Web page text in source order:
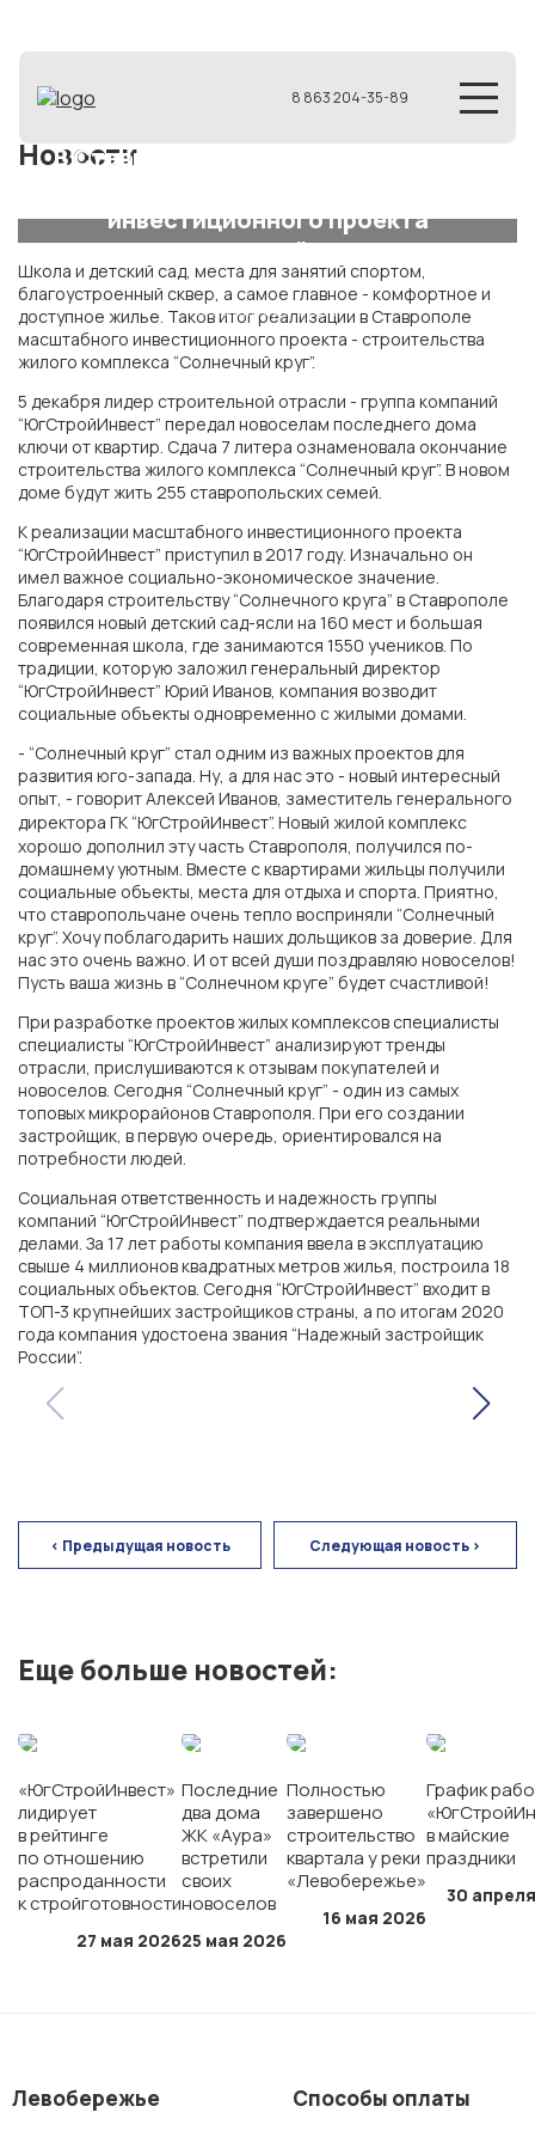
8 863 204-35-89
Новости
В Ставрополе ГК "ЮгСтройИнвест"
инвестиционного проекта
"Солнечный круг"
05 декабря 2020
Школа и детский сад, места для занятий спортом,
благоустроенный сквер, а самое главное - комфортное и
доступное жилье. Таков итог реализации в Ставрополе
масштабного инвестиционного проекта - строительства
жилого комплекса “Солнечный круг”.
5 декабря лидер строительной отрасли - группа компаний
“ЮгСтройИнвест” передал новоселам последнего дома
ключи от квартир. Сдача 7 литера ознаменовала окончание
строительства жилого комплекса “Солнечный круг”. В новом
доме будут жить 255 ставропольских семей.
К реализации масштабного инвестиционного проекта
“ЮгСтройИнвест” приступил в 2017 году. Изначально он
имел важное социально-экономическое значение.
Благодаря строительству “Солнечного круга” в Ставрополе
появился новый детский сад-ясли на 160 мест и большая
современная школа, где занимаются 1550 учеников. По
традиции, которую заложил генеральный директор
“ЮгСтройИнвест” Юрий Иванов, компания возводит
социальные объекты одновременно с жилыми домами.
- “Солнечный круг” стал одним из важных проектов для
развития юго-запада. Ну, а для нас это - новый интересный
опыт, - говоритАлексей Иванов, заместитель генерального
директора ГК “ЮгСтройИнвест”. Новый жилой комплекс
хорошо дополнил эту часть Ставрополя, получился по-
домашнему уютным. Вместе с квартирами жильцы получили
социальные объекты, места для отдыха и спорта. Приятно,
что ставропольчане очень тепло восприняли “Солнечный
круг”. Хочу поблагодарить наших дольщиков за доверие. Для
нас это очень важно. И от всей души поздравляю новоселов!
Пусть ваша жизнь в “Солнечном круге” будет счастливой!
При разработке проектов жилых комплексов специалисты
специалисты “ЮгСтройИнвест” анализируют тренды
отрасли, прислушиваются к отзывам покупателей и
новоселов. Сегодня “Солнечный круг” - один из самых
топовых микрорайонов Ставрополя. При его создании
застройщик, в первую очередь, ориентировался на
потребности людей.
Социальная ответственность и надежность группы
компаний “ЮгСтройИнвест” подтверждается реальными
делами. За 17 лет работы компания ввела в эксплуатацию
свыше 4 миллионов квадратных метров жилья, построила 18
социальных объектов. Сегодня “ЮгСтройИнвест” входит в
ТОП-3 крупнейших застройщиков страны, а по итогам 2020
года компания удостоена звания “Надежный застройщик
России”.
< Предыдущая новость Следующая новость >
Еще больше новостей:
«ЮгСтройИнвест»
лидирует
в рейтинге
по отношению
распроданности
к стройготовности
27 мая 2026
Последние
два дома
ЖК «Аура»
встретили
своих
новоселов
25 мая 2026
Полностью
завершено
строительство
квартала у реки
«Левобережье»
16 мая 2026
График
в майские
праздники
30
Левобережье Способы оплаты
ГК «ЮгСтройИнвест»
г. Ростов-на-Дону
Экорайон «Вересаево»
ЖК «Левобережье»
ЖК «Полет»
ЖК «Персона»
ЖК «Архитектор»
г. Ставрополь
ЖК «Кварталы 17/77»